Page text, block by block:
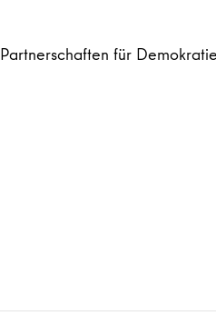
Partnerschaften für Demokratie